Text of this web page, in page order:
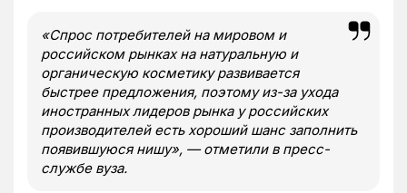
«Спрос потребителей на мировом и
российском рынках на натуральную и
органическую косметику развивается
быстрее предложения, поэтому из-за ухода
иностранных лидеров рынка у российских
производителей есть хороший шанс заполнить
появившуюся нишу», — отметили в пресс-
службе вуза.